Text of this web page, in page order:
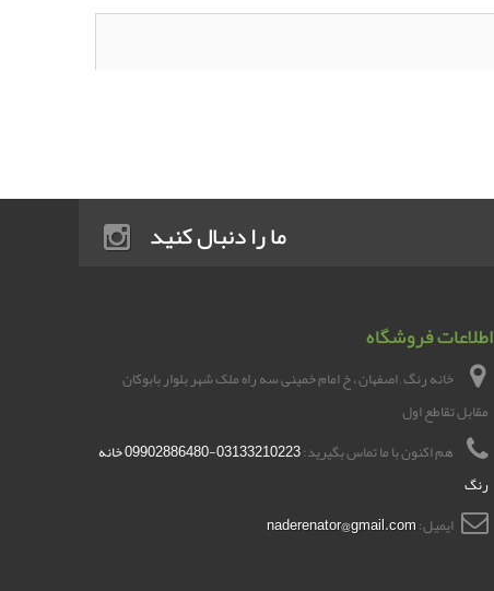
ما را دنبال کنید
اطلاعات فروشگاه
خانه رنگ , اصفهان ، خ امام خمینی سه راه ملک شهر بلوار بابوکان
مقابل تقاطع اول
هم اکنون با ما تماس بگیرید:
03133210223-09902886480 خانه
رنگ
ایمیل:naderenator@gmail.com